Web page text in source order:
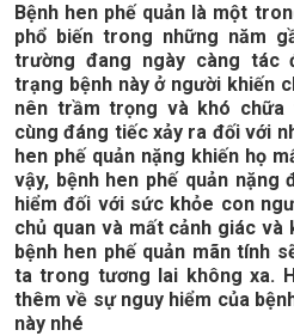
Bệnh hen phế quản là một
phổ biến trong những năm
trường đang ngày càng tác
trạng bệnh này ở người khiến
nên trầm trọng và khó chữa
cùng đáng tiếc xảy ra đối với
hen phế quản nặng khiến họ
vậy, bệnh hen phế quản
hiểm đối với sức khỏe con
chủ quan và mất cảnh giác
bệnh hen phế quản mãn tính
ta trong tương lai không xa.
thêm về sự nguy hiểm của
này nhé